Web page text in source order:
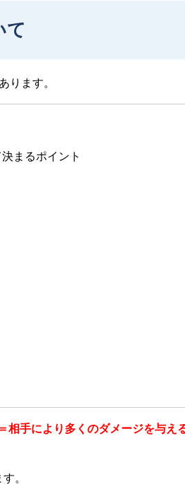
て
ります。
まるポイント
＝相手により多くのダメージを与え
。